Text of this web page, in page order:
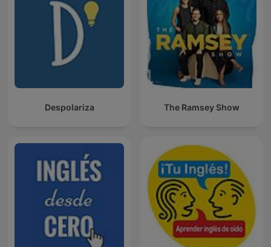
Despolariza The Ramsey Show